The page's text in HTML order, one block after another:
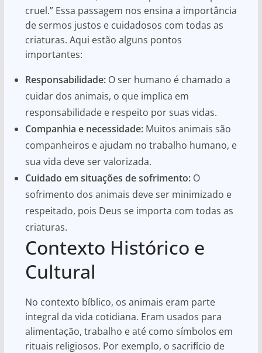
cruel.” Essa passagem nos ensina a importância
de sermos justos e cuidadosos com todas as
criaturas. Aqui estão alguns pontos
importantes:
Responsabilidade:O ser humano é chamado a
cuidar dos animais, o que implica em
responsabilidade e respeito por suas vidas.
Companhia e necessidade:Muitos animais são
companheiros e ajudam no trabalho humano, e
sua vida deve ser valorizada.
Cuidado em situações de sofrimento:O
sofrimento dos animais deve ser minimizado e
respeitado, pois Deus se importa com todas as
criaturas.
Contexto Histórico e
Cultural
No contexto bíblico, os animais eram parte
integral da vida cotidiana. Eram usados para
alimentação, trabalho e até como símbolos em
rituais religiosos. Por exemplo, o sacrifício de